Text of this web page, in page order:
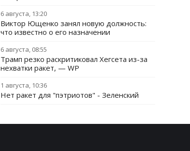
6 августа, 13:20
Виктор Ющенко занял новую должность:
что известно о его назначении
6 августа, 08:55
Трамп резко раскритиковал Хегсета из-за
нехватки ракет, — WP
1 августа, 10:36
Нет ракет для "пэтриотов" - Зеленский